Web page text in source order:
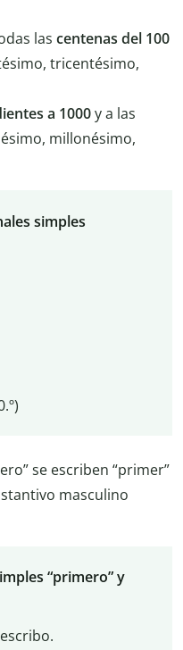
las centenas del 100
tricentésimo,
a 1000y a las
millonésimo,
simples
se escriben “primer”
masculino
“primero” y